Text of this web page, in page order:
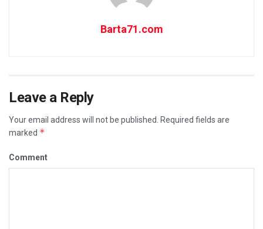
Barta71.com
Leave a Reply
Your email address will not be published. Required fields are
marked *
Comment